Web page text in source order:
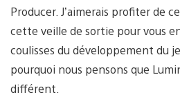
Producer. J’aimerais profiter de
cette veille de sortie pour vous
coulisses du développement du
pourquoi nous pensons que
différent.